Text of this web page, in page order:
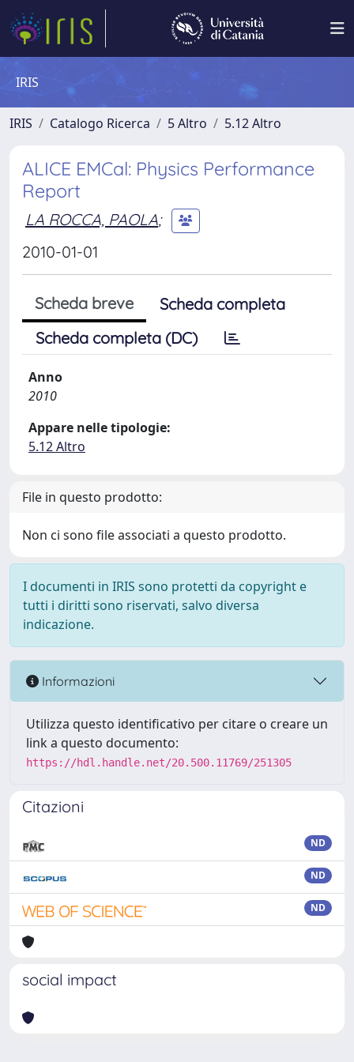
IRIS
IRIS Catalogo Ricerca 5 Altro 5.12 Altro
ALICE EMCal: Physics Performance
Report
LA ROCCA, PAOLA;
2010-01-01
Scheda breve
Scheda completa
Scheda completa (DC)
Anno
2010
Appare nelle tipologie:
5.12 Altro
File in questo prodotto:
Non ci sono file associati a questo prodotto.
I documenti in IRIS sono protetti da copyright e
tutti i diritti sono riservati, salvo diversa
indicazione.
Informazioni
Utilizza questo identificativo per citare o creare un
link a questo documento:
https://hdl.handle.net/20.500.11769/251305
Citazioni
ND
ND
ND
social impact